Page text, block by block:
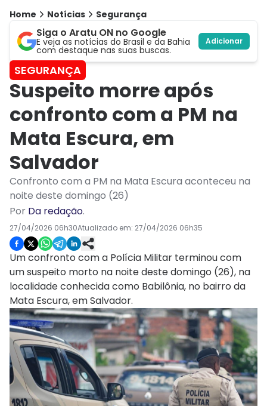
Home Notícias Segurança
Siga o Aratu ON no Google
E veja as notícias do Brasil e da Bahia
com destaque nas suas buscas.
Adicionar
SEGURANÇA
Suspeito morre após
confronto com a PM na
Mata Escura, em
Salvador
Confronto com a PM na Mata Escura aconteceu na
noite deste domingo (26)
Por Da redação.
27/04/2026 06h30Atualizado em: 27/04/2026 06h35
Um confronto com a Polícia Militar terminou com
um suspeito morto na noite deste domingo (26), na
localidade conhecida como Babilônia, no bairro da
Mata Escura, em Salvador.